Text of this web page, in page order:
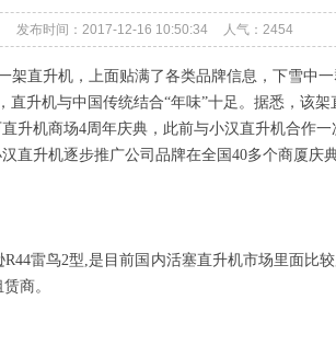
发布时间：2017-12-16 10:50:34 人气： 2454
架直升机，上面贴满了各类品牌信息，下雪中
升机与中国传统结合“年味”十足。据悉，该
升机商场4周年庆典，此前与小汉直升机合作
直升机逐步推广公司品牌在全国40多个商厦庆典
雷鸟2型,是目前国内活塞直升机市场里面比
商。